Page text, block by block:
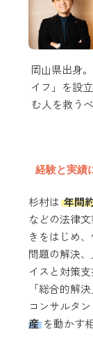
岡山県出身
イフ」を設
む人を救う
経験と実績
杉村は 年間
などの法律
きをはじめ
問題の解決
イスと対策
「総合的解
コンサルタン
産 を動かす